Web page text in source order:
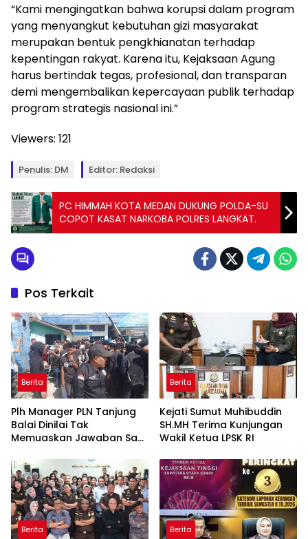
“Kami mengingatkan bahwa korupsi dalam program
yang menyangkut kebutuhan gizi masyarakat
merupakan bentuk pengkhianatan terhadap
kepentingan rakyat. Karena itu, Kejaksaan Agung
harus bertindak tegas, profesional, dan transparan
demi mengembalikan kepercayaan publik terhadap
program strategis nasional ini.”
Viewers: 121
Penulis: DM Editor: Redaksi
PC HIMMAH KOTA MEDAN DUKUNG POLDA-SU
COPOT KASAT NARKOBA POLRES LANGKAT.
Pos Terkait
Berita
Plh Manager PLN Tanjung
Balai Dinilai Tak
Memuaskan Jawaban Saat
Berita
Kejati Sumut Muhibuddin
SH.MH Terima Kunjungan
Wakil Ketua LPSK RI
Berita Berita